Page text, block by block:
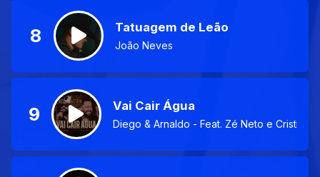
8 Tatuagem de Leão
João Neves
9 Vai Cair Água
Diego & Arnaldo - Feat. Zé Neto e Cristiano